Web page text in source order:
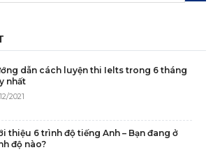
dẫn cách luyện thi Ielts trong 6 tháng
nhất
2021
thiệu 6 trình độ tiếng Anh – Bạn đang ở
độ nào?